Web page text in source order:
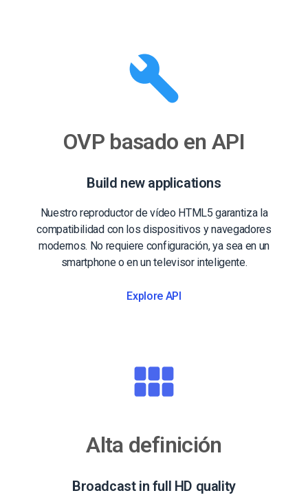
OVP basado en API
Build new applications
Nuestro reproductor de vídeo HTML5 garantiza la
compatibilidad con los dispositivos y navegadores
modernos. No requiere configuración, ya sea en un
smartphone o en un televisor inteligente.
Explore API
Alta definición
Broadcast in full HD quality